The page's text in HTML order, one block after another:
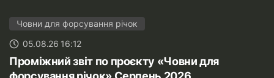
Човни для форсування річок
05.08.26 16:12
Проміжний звіт по проєкту «Човни для